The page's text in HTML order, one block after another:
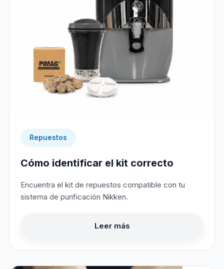
Repuestos
Cómo identificar el kit correcto
Encuentra el kit de repuestos compatible con tu
sistema de purificación Nikken.
Leer más